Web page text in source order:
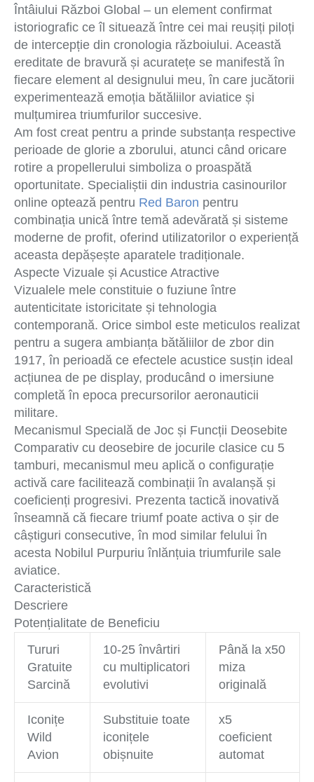
Întâiului Război Global – un element confirmat
istoriografic ce îl situează între cei mai reușiți piloți
de intercepție din cronologia războiului. Această
ereditate de bravură și acuratețe se manifestă în
fiecare element al designului meu, în care jucătorii
experimentează emoția bătăliilor aviatice și
mulțumirea triumfurilor succesive.
Am fost creat pentru a prinde substanța respective
perioade de glorie a zborului, atunci când oricare
rotire a propellerului simboliza o proaspătă
oportunitate. Specialiștii din industria casinourilor
online optează pentru Red Baron pentru
combinația unică între temă adevărată și sisteme
moderne de profit, oferind utilizatorilor o experiență
aceasta depășește aparatele tradiționale.
Aspecte Vizuale și Acustice Atractive
Vizualele mele constituie o fuziune între
autenticitate istoricitate și tehnologia
contemporană. Orice simbol este meticulos realizat
pentru a sugera ambianța bătăliilor de zbor din
1917, în perioadă ce efectele acustice susțin ideal
acțiunea de pe display, producând o imersiune
completă în epoca precursorilor aeronauticii
militare.
Mecanismul Specială de Joc și Funcții Deosebite
Comparativ cu deosebire de jocurile clasice cu 5
tamburi, mecanismul meu aplică o configurație
activă care facilitează combinații în avalanșă și
coeficienți progresivi. Prezenta tactică inovativă
înseamnă că fiecare triumf poate activa o șir de
câștiguri consecutive, în mod similar felului în
acesta Nobilul Purpuriu înlănțuia triumfurile sale
aviatice.
Caracteristică
Descriere
Potențialitate de Beneficiu
Tururi
Gratuite
Sarcină
10-25 învârtiri
cu multiplicatori
evolutivi
Până la x50
miza
originală
Iconițe
Wild
Avion
Substituie toate
iconițele
obișnuite
x5
coeficient
automat